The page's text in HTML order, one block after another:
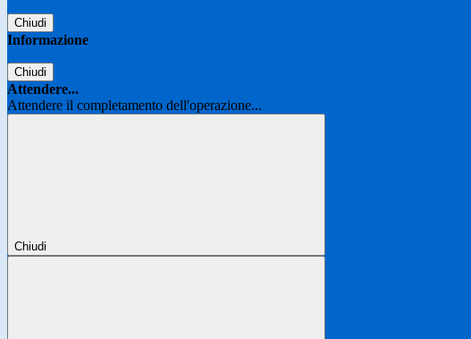
Chiudi
Informazione
Chiudi
Attendere...
Attendere il completamento dell'operazione...
Chiudi